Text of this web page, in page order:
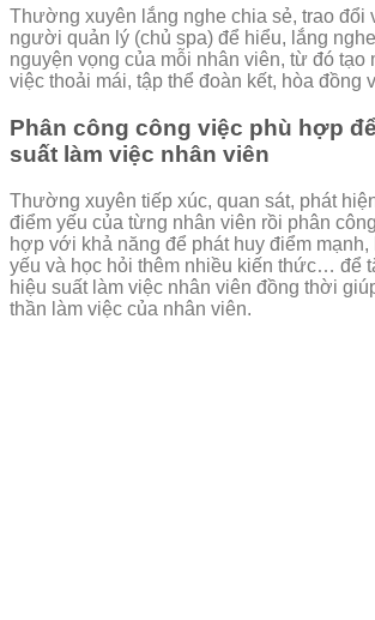
Thường xuyên lắng nghe chia sẻ, trao đổi
người quản lý (chủ spa) để hiểu, lắng
nguyện vọng của mỗi nhân viên, từ đó tạo
việc thoải mái, tập thể đoàn kết, hòa đồng
Phân công công việc phù hợp
suất làm việc nhân viên
Thường xuyên tiếp xúc, quan sát, phát
điểm yếu của từng nhân viên rồi phân
hợp với khả năng để phát huy điểm mạnh,
yếu và học hỏi thêm nhiều kiến thức… để
hiệu suất làm việc nhân viên đồng thời
thần làm việc của nhân viên.